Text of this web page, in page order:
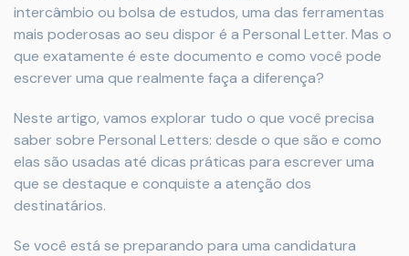
intercâmbio ou bolsa de estudos, uma das ferramentas
mais poderosas ao seu dispor é a Personal Letter. Mas o
que exatamente é este documento e como você pode
escrever uma que realmente faça a diferença?
Neste artigo, vamos explorar tudo o que você precisa
saber sobre Personal Letters: desde o que são e como
elas são usadas até dicas práticas para escrever uma
que se destaque e conquiste a atenção dos
destinatários.
Se você está se preparando para uma candidatura